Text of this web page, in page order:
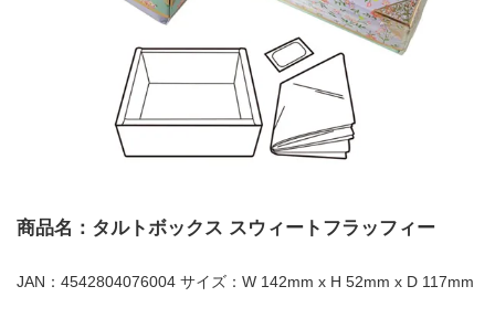
商品名：タルトボックス スウィートフラッフィー
JAN：4542804076004 サイズ：W 142mm x H 52mm x D 117mm